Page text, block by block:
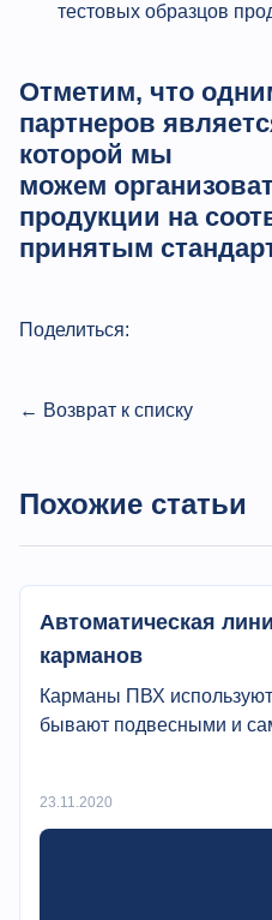
тестовых образцов
Отметим, что
партнеров
которой мы
можем
продукции на
принятым
Поделиться:
← Возврат к списку
Похожие статьи
Автоматическая
карманов
Карманы ПВХ
бывают подвесными и
23.11.2020